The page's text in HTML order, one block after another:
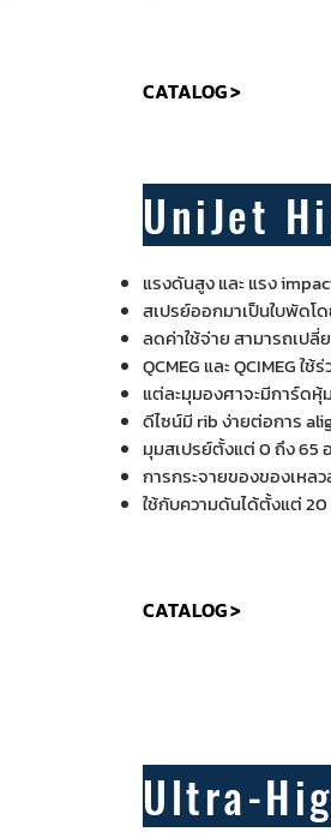
CATALOG >
UniJet
แรงดันสูง และ แรง
สเปรย์ออกมาเป็นใบพัดโ
ลดค่าใช้จ่าย สามารถเป
QCMEG และ QCIMEG
แต่ละมุมองศาจะมีการ์ด
ดีไซน์มี rib ง่ายต่อการ
มุมสเปรย์ตั้งแต่ 0 ถึง 65
การกระจายของของเหล
ใช้กับความดันได้ตั้งแต่
CATALOG >
Ultra-